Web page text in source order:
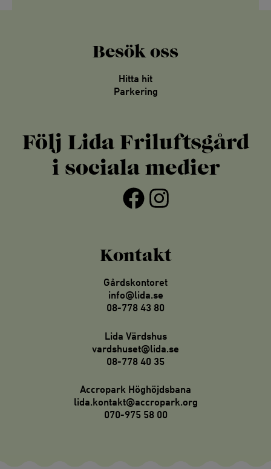
Besök oss
Hitta hit
Parkering
Följ Lida Friluftsgård
i sociala medier
Facebook Instagram
Kontakt
Gårdskontoret
info@lida.se
08-778 43 80
Lida Värdshus
vardshuset@lida.se
08-778 40 35
Accropark Höghöjdsbana
lida.kontakt@accropark.org
070-975 58 00